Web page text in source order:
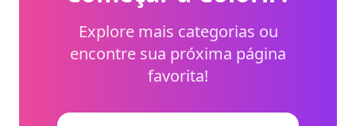
Explore mais categorias ou
encontre sua próxima página
favorita!